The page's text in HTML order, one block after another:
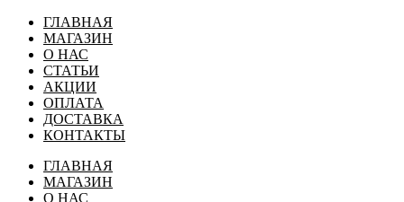
ГЛАВНАЯ
МАГАЗИН
О НАС
СТАТЬИ
АКЦИИ
ОПЛАТА
ДОСТАВКА
КОНТАКТЫ
ГЛАВНАЯ
МАГАЗИН
О НАС